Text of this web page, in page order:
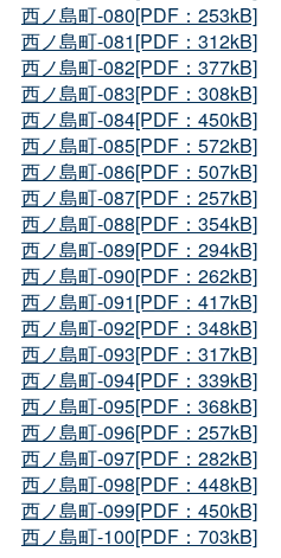
西ノ島町-080[PDF：253kB]
西ノ島町-081[PDF：312kB]
西ノ島町-082[PDF：377kB]
西ノ島町-083[PDF：308kB]
西ノ島町-084[PDF：450kB]
西ノ島町-085[PDF：572kB]
西ノ島町-086[PDF：507kB]
西ノ島町-087[PDF：257kB]
西ノ島町-088[PDF：354kB]
西ノ島町-089[PDF：294kB]
西ノ島町-090[PDF：262kB]
西ノ島町-091[PDF：417kB]
西ノ島町-092[PDF：348kB]
西ノ島町-093[PDF：317kB]
西ノ島町-094[PDF：339kB]
西ノ島町-095[PDF：368kB]
西ノ島町-096[PDF：257kB]
西ノ島町-097[PDF：282kB]
西ノ島町-098[PDF：448kB]
西ノ島町-099[PDF：450kB]
西ノ島町-100[PDF：703kB]